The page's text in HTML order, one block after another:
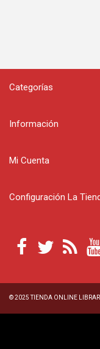
Categorías
Información
© 2025TIENDA ONLINE
Mi Cuenta
Configuración La